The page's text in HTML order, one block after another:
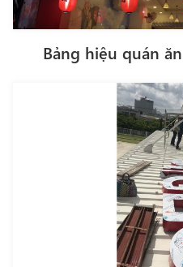
Bảng hiệu quán